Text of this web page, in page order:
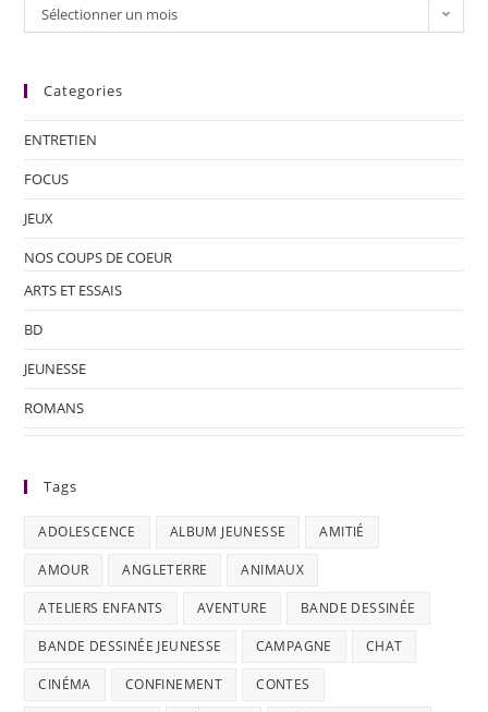
Sélectionner un mois
Categories
ENTRETIEN
FOCUS
JEUX
NOS COUPS DE COEUR
ARTS ET ESSAIS
BD
JEUNESSE
ROMANS
Tags
ADOLESCENCE ALBUM JEUNESSE AMITIÉ
AMOUR ANGLETERRE ANIMAUX
ATELIERS ENFANTS AVENTURE BANDE DESSINÉE
BANDE DESSINÉE JEUNESSE CAMPAGNE CHAT
CINÉMA CONFINEMENT CONTES